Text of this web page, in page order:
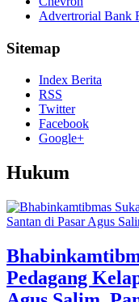
Advertrorial Bank
Sitemap
Index Berita
RSS
Twitter
Facebook
Google+
Hukum
Pedagang